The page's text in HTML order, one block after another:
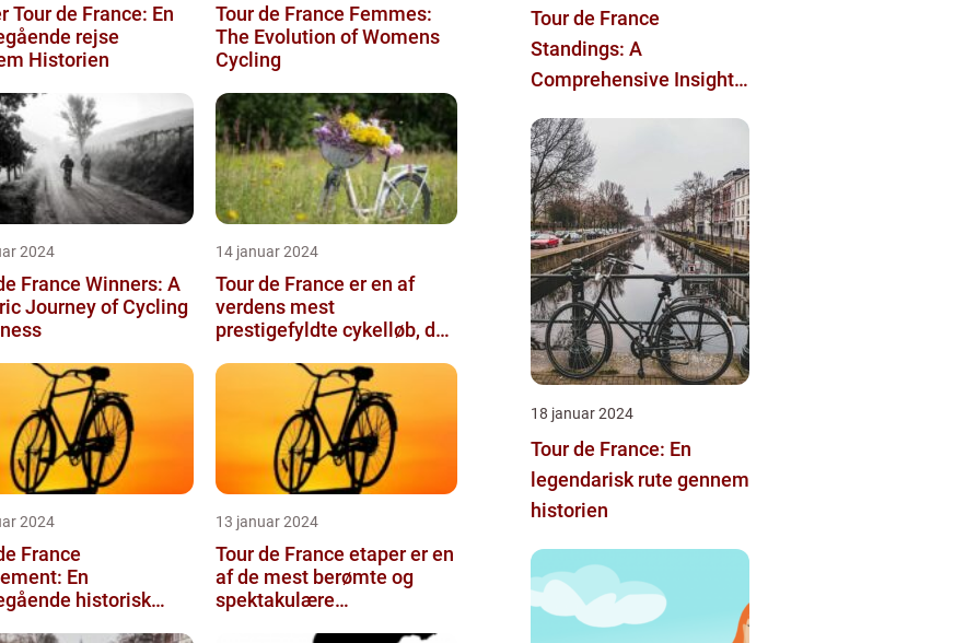
Tour de France: En
rejse
Historien
Tour de France Femmes:
The Evolution of Womens
Cycling
2024
France Winners: A
Journey of Cycling
14 januar 2024
Tour de France er en af
verdens mest
prestigefyldte cykelløb, der
seere hver...
2024
France
En
historisk
13 januar 2024
Tour de France etaper er en
af de mest berømte og
spektakulære
Tour de France
Standings: A
Comprehensive Insight
Race
18 januar 2024
Tour de France: En
legendarisk rute gennem
historien